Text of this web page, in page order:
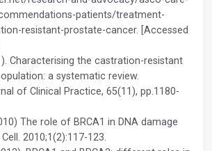
patients/treatment-
resistant-prostate-cancer. [Accessed
Characterising the castration-resistant
a systematic review.
of Clinical Practice, 65(11), pp.1180-
The role of BRCA1 in DNA damage
2010;1(2):117-123.